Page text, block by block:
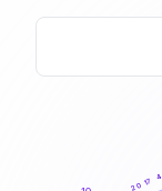
20 17
4